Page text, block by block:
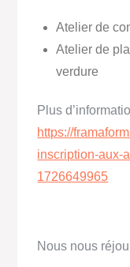
Atelier de
Atelier de
verdure
Plus
https://
inscription-aux-
1726649965
Nous nous